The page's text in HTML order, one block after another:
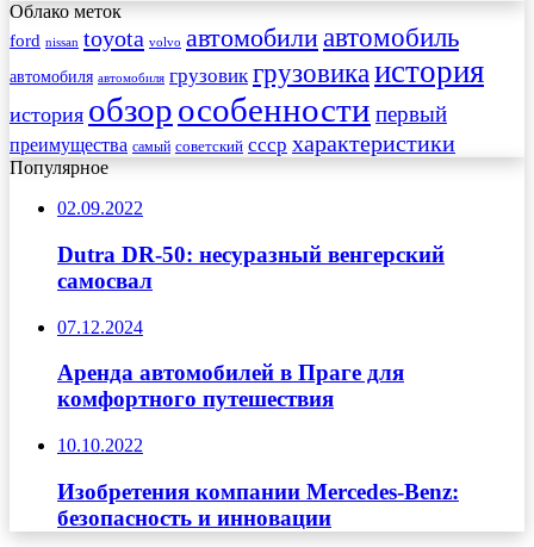
Облако меток
ford nissan toyota volvo автомобилиавтомобиль
автомобиля автомобиля грузовик грузовикаистория
история обзорособенности первый
преимущества самый советский ссср характеристики
Популярное
02.09.2022
Dutra DR-50: несуразный венгерский
самосвал
07.12.2024
Аренда автомобилей в Праге для
комфортного путешествия
10.10.2022
Изобретения компании Mercedes-Benz:
безопасность и инновации